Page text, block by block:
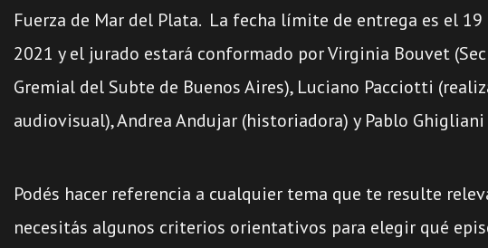
Fuerza de Mar del Plata. La fecha límite de entrega es el
2021 y el jurado estará conformado por Virginia Bouvet
Gremial del Subte de Buenos Aires), Luciano Pacciotti
audiovisual), Andrea Andujar (historiadora) y Pablo
Podés hacer referencia a cualquier tema que te resulte
necesitás algunos criterios orientativos para elegir qué